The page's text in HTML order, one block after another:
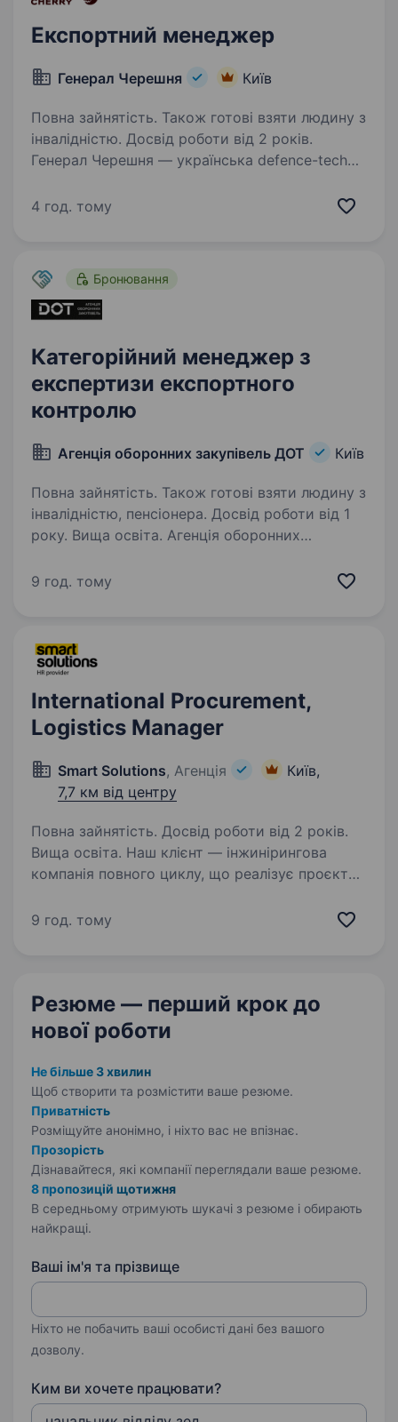
Експортний менеджер
Генерал Черешня Київ
Повна зайнятість. Також готові взяти людину з
інвалідністю. Досвід роботи від 2 років.
Генерал Черешня — українська defence-tech
сучасні безпілотні літальні апарати, включно
4 год. тому
Бронювання
Категорійний менеджер з
експертизи експортного
контролю
Агенція оборонних закупівель ДОТ Київ
Повна зайнятість. Також готові взяти людину з
інвалідністю, пенсіонера. Досвід роботи від 1
року. Вища освіта. Агенція оборонних
що забезпечує боєприпаси, БПЛА, техніку, їжу,
робимо державу сильніше через…
9 год. тому
International Procurement,
Logistics Manager
Smart Solutions, Агенція
Київ,
7,7 км від центру
Повна зайнятість. Досвід роботи від 2 років.
Вища освіта. Наш клієнт — інжинірингова
компанія повного циклу, що реалізує проєкти
в пошуку Менеджера з міжнародних
9 год. тому
Резюме — перший крок до
нової роботи
Не більше 3 хвилин
Щоб створити та розмістити ваше резюме.
Приватність
Розміщуйте анонімно, і ніхто вас не впізнає.
Прозорість
Дізнавайтеся, які компанії переглядали ваше резюме.
8 пропозицій щотижня
В середньому отримують шукачі з резюме і обирають
найкращі.
Ваші ім'я та прізвище
Ніхто не побачить ваші особисті дані без вашого
дозволу.
Ким ви хочете працювати?